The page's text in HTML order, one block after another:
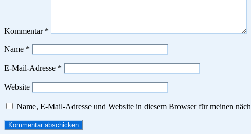
Kommentar *
Name *
E-Mail-Adresse *
Website
Name, E-Mail-Adresse und Website in diesem Browser für meinen